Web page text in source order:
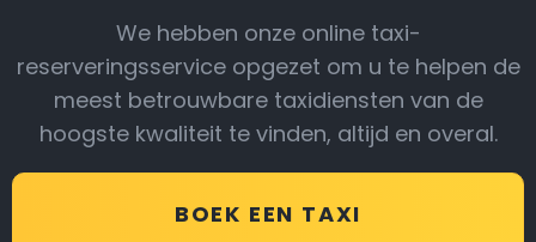
We hebben onze online taxi-
reserveringsservice opgezet om u te helpen de
meest betrouwbare taxidiensten van de
hoogste kwaliteit te vinden, altijd en overal.
BOEK EEN TAXI